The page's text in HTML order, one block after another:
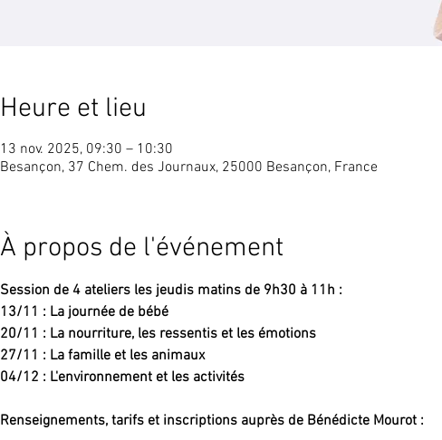
Heure et lieu
13 nov. 2025, 09:30 – 10:30
Besançon, 37 Chem. des Journaux, 25000 Besançon, France
À propos de l'événement
Session de 4 ateliers les jeudis matins de 9h30 à 11h :
13/11 : La journée de bébé
20/11 : La nourriture, les ressentis et les émotions
27/11 : La famille et les animaux
04/12 : L'environnement et les activités
Renseignements, tarifs et inscriptions auprès de Bénédicte Mourot :